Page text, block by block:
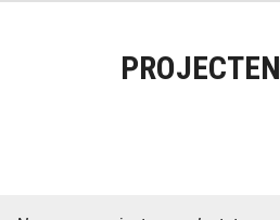
PROJECTEN